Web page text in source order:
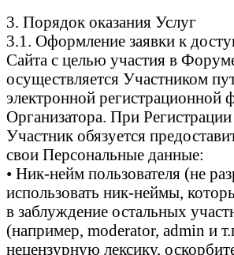
3. Порядок оказания Услуг
3.1. Оформление заявки к
Сайта с целью участия в
осуществляется Участником
электронной регистрационной
Организатора. При
Участник обязуется
свои Персональные данные:
• Ник-нейм пользователя (не
использовать ник-неймы,
в заблуждение остальных
(например, moderator, admin и
нецензурную лексику,